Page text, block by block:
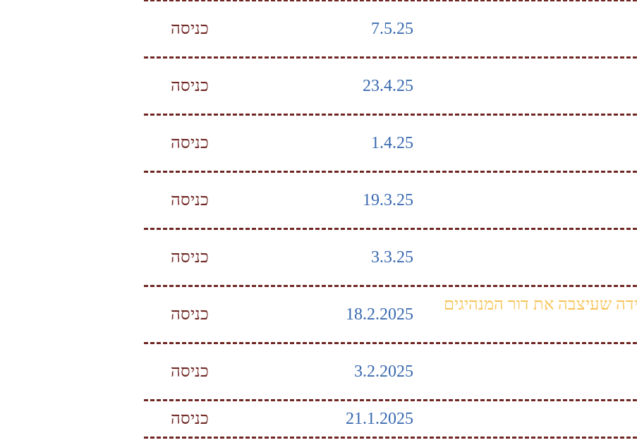
7.5.25 כניסה
23.4.25 כניסה
1.4.25 כניסה
19.3.25 כניסה
3.3.25 כניסה
שעיצבה את דור המנהיגים
18.2.2025 כניסה
3.2.2025 כניסה
21.1.2025 כניסה